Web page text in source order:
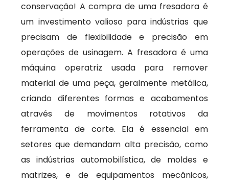
conservação! A compra de uma fresadora é
um investimento valioso para indústrias que
precisam de flexibilidade e precisão em
operações de usinagem. A fresadora é uma
máquina operatriz usada para remover
material de uma peça, geralmente metálica,
criando diferentes formas e acabamentos
através de movimentos rotativos da
ferramenta de corte. Ela é essencial em
setores que demandam alta precisão, como
as indústrias automobilística, de moldes e
matrizes, e de equipamentos mecânicos,